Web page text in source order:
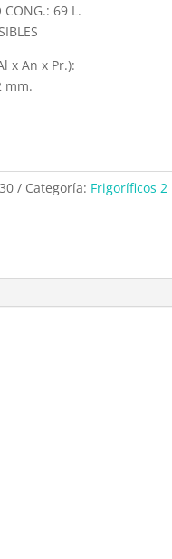
CONG.: 69 L.
x An x Pr.):
mm.
Categoría: Frigoríficos